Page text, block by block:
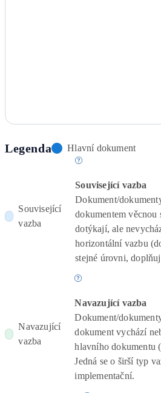
Legenda Hlavní dokument
Související
vazba
Související vazba
Dokument/
dokumentem věcnou
dotýkají, ale
horizontální vazbu
stejné úrovni,
Navazující
vazba
Navazující vazba
Dokument/
dokument vychází
hlavního dokumentu
Jedná se o širší typ
implementační.